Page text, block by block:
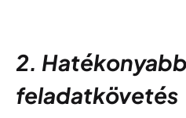
2. Hatékonyabb
feladatkövetés